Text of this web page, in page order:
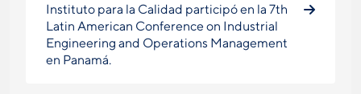
Instituto para la Calidad participó en la 7th
Latin American Conference on Industrial
Engineering and Operations Management
en Panamá.